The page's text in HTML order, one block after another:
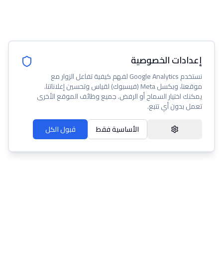
إعدادات الخصوصية
نستخدم Google Analytics لفهم كيفية تفاعل الزوار مع
موقعنا، وبكسل Meta (فيسبوك) لقياس وتحسين إعلاناتنا.
يمكنك اختيار السماح أو الرفض. جميع وظائف الموقع الأخرى
تعمل بدون أي تتبع.
قبول الكل
الأساسية فقط